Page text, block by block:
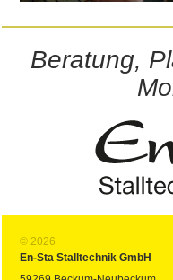
Beratung,
© 2026
En-Sta Stalltechnik GmbH